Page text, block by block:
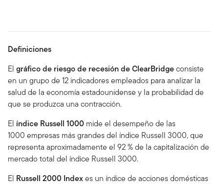
Definiciones
El gráfico de riesgo de recesión de ClearBridgeconsiste
en un grupo de 12 indicadores empleados para analizar la
salud de la economía estadounidense y la probabilidad de
que se produzca una contracción.
El índice Russell 1000 mide el desempeño de las
1000 empresas más grandes del índice Russell 3000, que
representa aproximadamente el 92 % de la capitalización de
mercado total del índice Russell 3000.
El Russell 2000 Indexes un índice de acciones domésticas